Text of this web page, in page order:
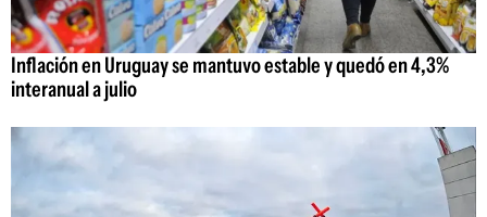
Inflación en Uruguay se mantuvo estable y quedó en 4,3%
interanual a julio